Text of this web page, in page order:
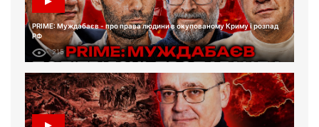
PRIME: Муждабаєв - про права людини в окупованому Криму і розпад
РФ
215